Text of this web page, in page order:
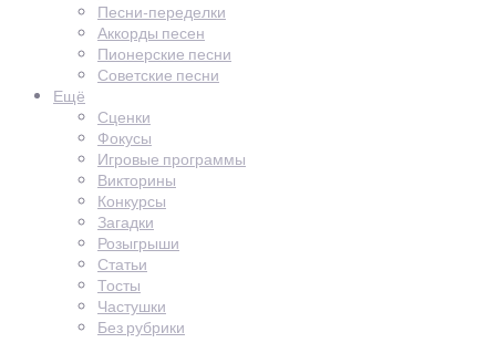
Песни-переделки
Аккорды песен
Пионерские песни
Советские песни
Ещё
Сценки
Фокусы
Игровые программы
Викторины
Конкурсы
Загадки
Розыгрыши
Статьи
Тосты
Частушки
Без рубрики